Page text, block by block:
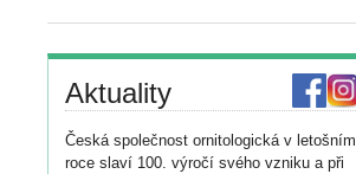
Aktuality
Česká společnost ornitologická v letošním
roce slaví 100. výročí svého vzniku a při